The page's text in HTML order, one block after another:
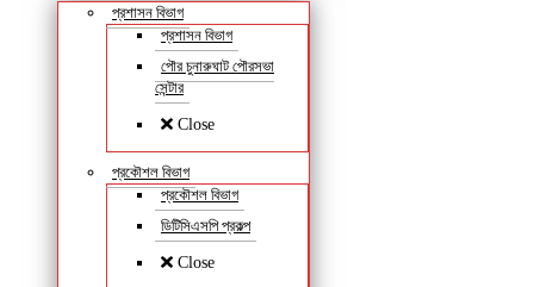
প্রশাসন বিভাগ
প্রশাসন বিভাগ
পৌর চুনারুঘাট পৌরসভা
সেন্টার
Close
প্রকৌশল বিভাগ
প্রকৌশল বিভাগ
ডিটিসিএসপি প্রকল্প
Close